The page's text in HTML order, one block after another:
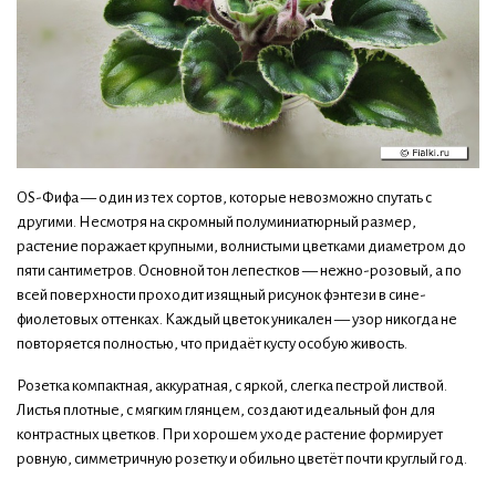
OS-Фифа — один из тех сортов, которые невозможно спутать с
другими. Несмотря на скромный полуминиатюрный размер,
растение поражает крупными, волнистыми цветками диаметром до
пяти сантиметров. Основной тон лепестков — нежно-розовый, а по
всей поверхности проходит изящный рисунок фэнтези в сине-
фиолетовых оттенках. Каждый цветок уникален — узор никогда не
повторяется полностью, что придаёт кусту особую живость.
Розетка компактная, аккуратная, с яркой, слегка пестрой листвой.
Листья плотные, с мягким глянцем, создают идеальный фон для
контрастных цветков. При хорошем уходе растение формирует
ровную, симметричную розетку и обильно цветёт почти круглый год.